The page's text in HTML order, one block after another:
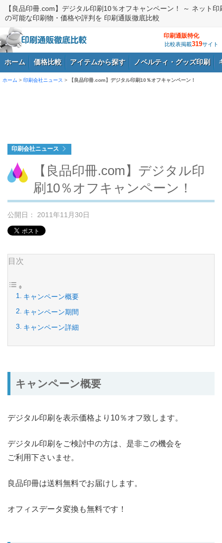
【良品印冊.com】デジタル印刷10％オフキャンペーン！ ～ ネット印
の可能な印刷物・価格や評判を 印刷通販徹底比較
印刷通販特化
比較表掲載319サイト
ホーム 価格比較 アイテムから探す ノベルティ・グッズ印刷
ホーム > 印刷会社ニュース > 【良品印冊.com】デジタル印刷10％オフキャンペーン！
印刷会社ニュース
【良品印冊.com】デジタル印
刷10％オフキャンペーン！
公開日： 2011年11月30日
目次
キャンペーン概要
キャンペーン期間
キャンペーン詳細
キャンペーン概要
デジタル印刷を表示価格より10％オフ致します。
デジタル印刷をご検討中の方は、是非この機会を
ご利用下さいませ。
良品印冊は送料無料でお届けします。
オフィスデータ変換も無料です！